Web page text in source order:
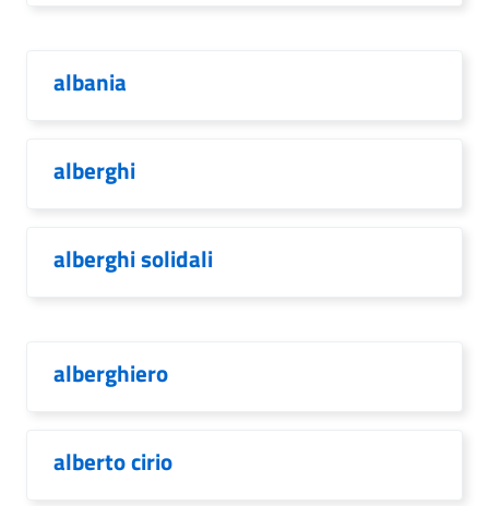
albania
alberghi
alberghi solidali
alberghiero
alberto cirio